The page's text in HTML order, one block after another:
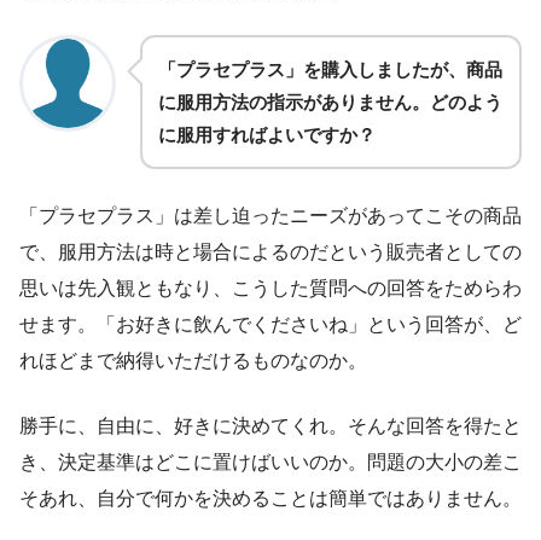
「プラセプラス」を購入しましたが、商品
に服用方法の指示がありません。どのよう
に服用すればよいですか？
「プラセプラス」は差し迫ったニーズがあってこその商品
で、服用方法は時と場合によるのだという販売者としての
思いは先入観ともなり、こうした質問への回答をためらわ
せます。「お好きに飲んでくださいね」という回答が、ど
れほどまで納得いただけるものなのか。
勝手に、自由に、好きに決めてくれ。そんな回答を得たと
き、決定基準はどこに置けばいいのか。問題の大小の差こ
そあれ、自分で何かを決めることは簡単ではありません。